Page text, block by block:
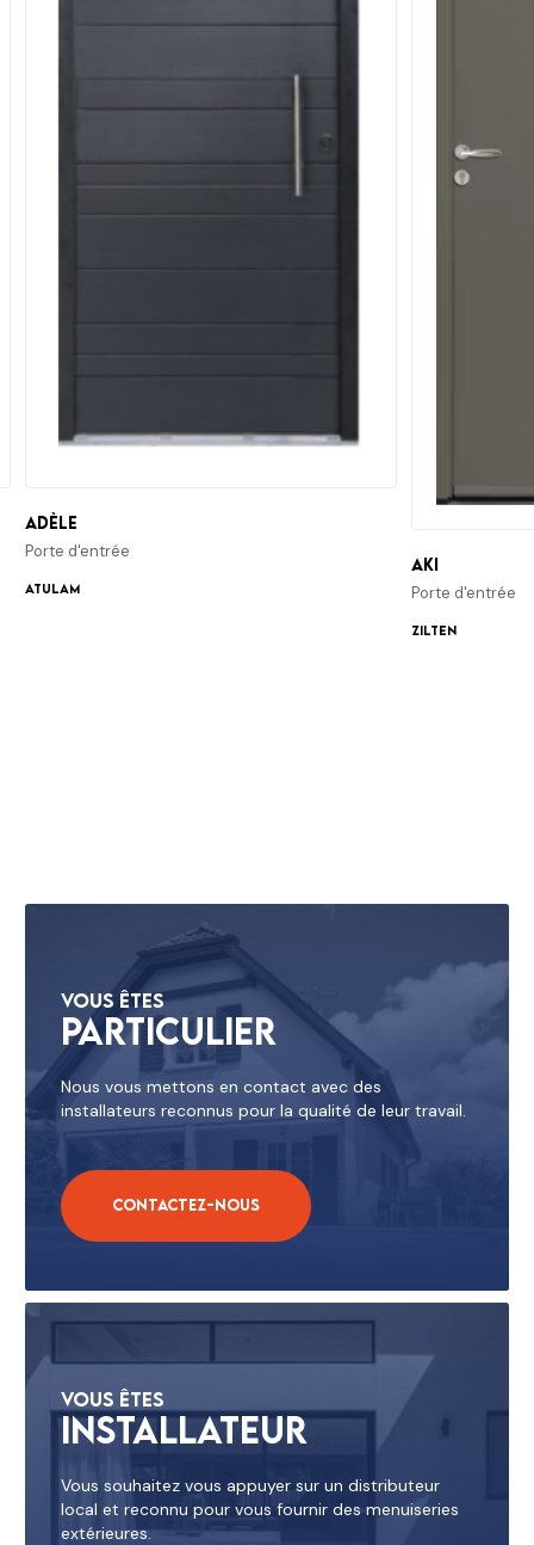
Adèle
Porte d'entrée
ATULAM
Aki
Porte d'entrée
Zilten
Vous êtes
Particulier
Nous vous mettons en contact avec des
installateurs reconnus pour la qualité de leur travail.
Contactez-nous
Vous êtes
Installateur
Vous souhaitez vous appuyer sur un distributeur
local et reconnu pour vous fournir des menuiseries
extérieures.